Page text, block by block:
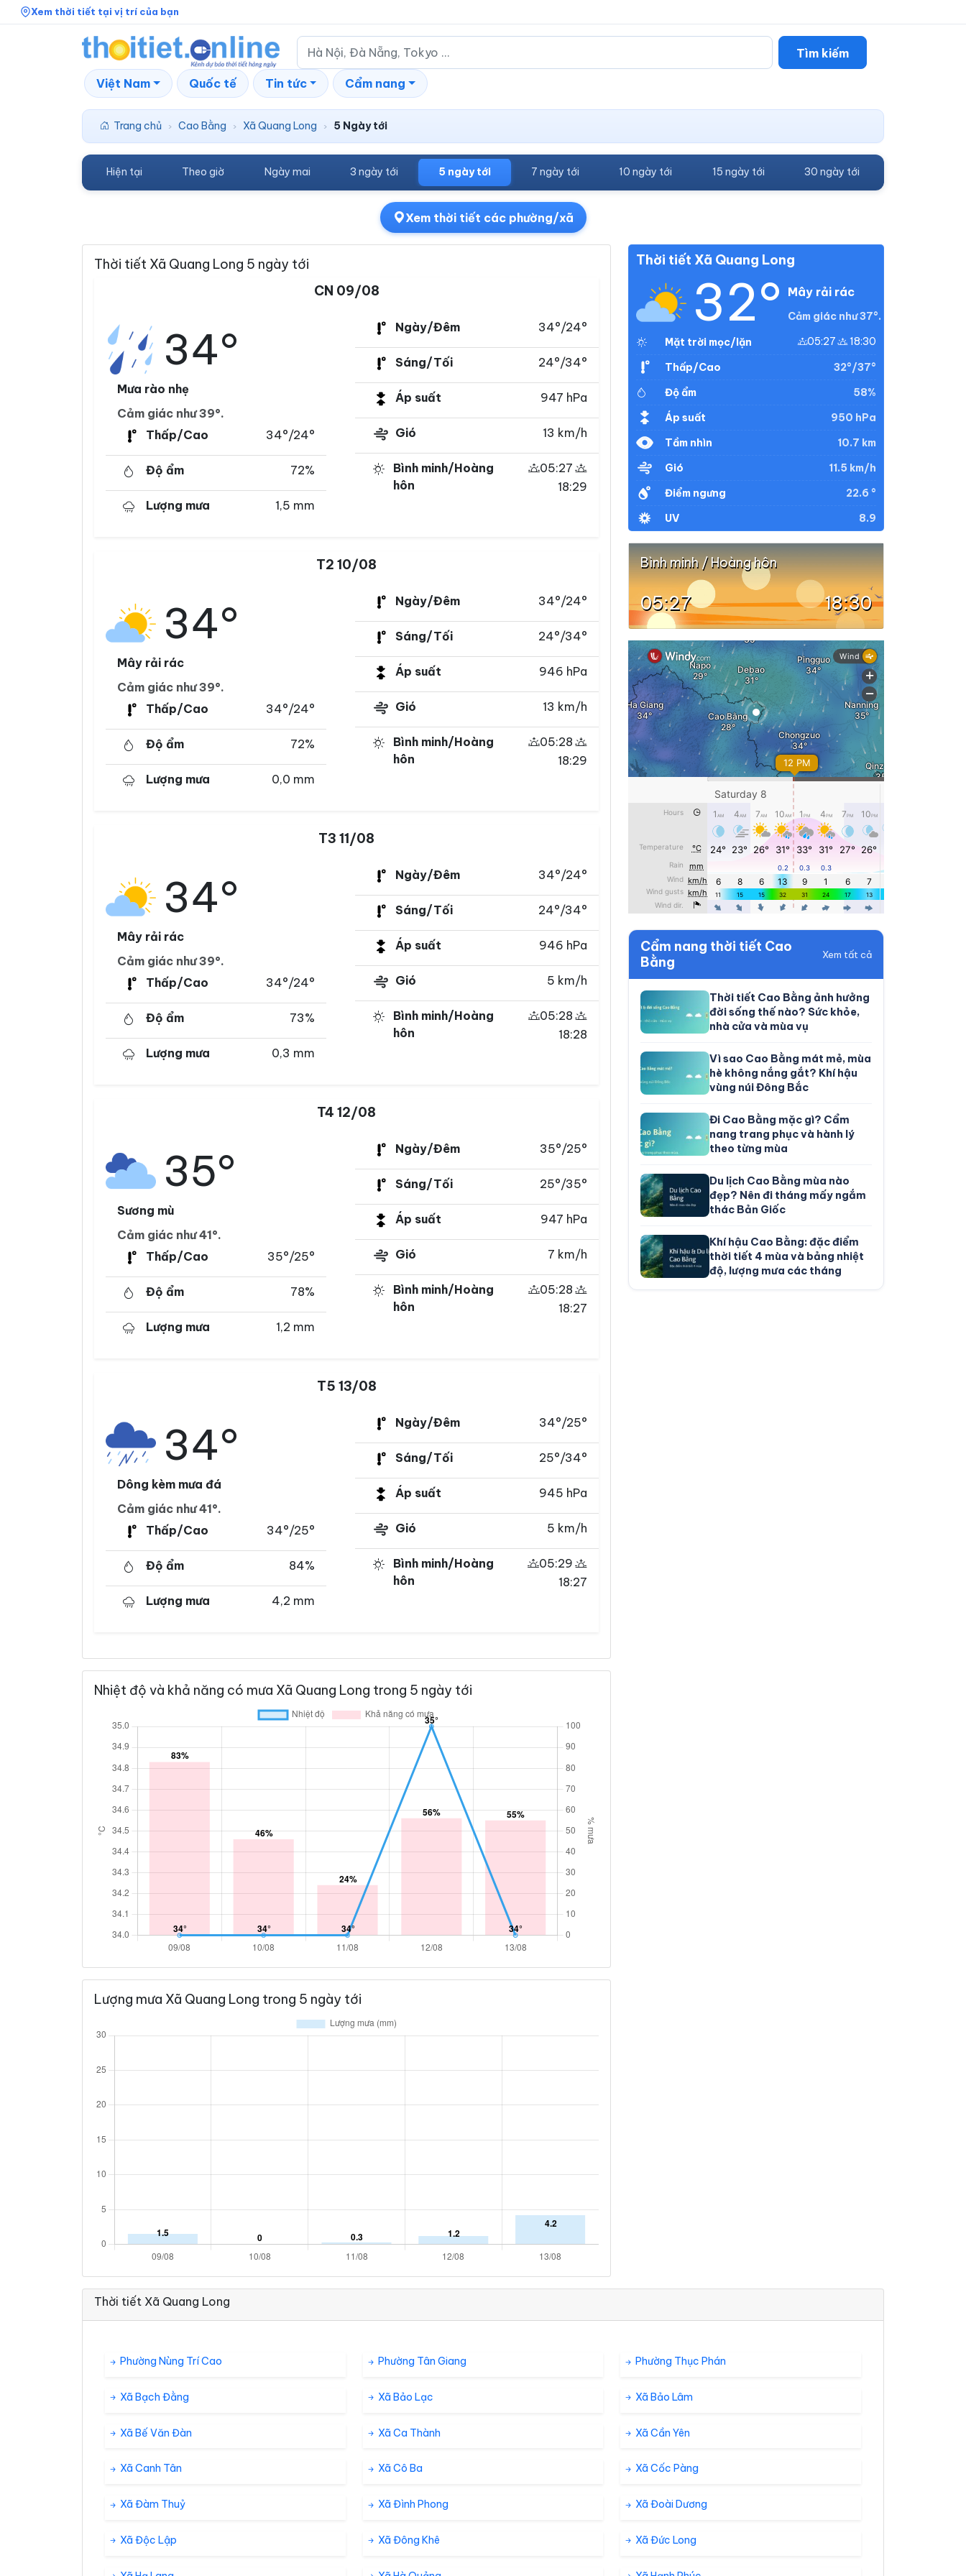
Xem thời tiết tại vị trí của bạn
Tìm kiếm
Việt Nam Quốc tế Tin tức Cẩm nang
Trang chủ › Cao Bằng › Xã Quang Long › 5 Ngày tới
Hiện tại Theo giờ Ngày mai 3 ngày tới 5 ngày tới 7 ngày tới 10 ngày tới 15 ngày tới 30 ngày tới
Xem thời tiết các phường/xã
Thời tiết Xã Quang Long 5 ngày tới
CN 09/08
34°
Mưa rào nhẹ
Cảm giác như 39°.
Thấp/Cao
34°/24°
Độ ẩm 72%
Lượng mưa 1,5 mm
Ngày/Đêm 34°/24°
Sáng/Tối 24°/34°
Áp suất 947 hPa
Gió 13 km/h
Bình minh/Hoàng
hôn
05:27
18:29
T2 10/08
34°
Mây rải rác
Cảm giác như 39°.
Thấp/Cao
34°/24°
Độ ẩm 72%
Lượng mưa 0,0 mm
Ngày/Đêm 34°/24°
Sáng/Tối 24°/34°
Áp suất 946 hPa
Gió 13 km/h
Bình minh/Hoàng
hôn
05:28
18:29
T3 11/08
34°
Mây rải rác
Cảm giác như 39°.
Thấp/Cao
34°/24°
Độ ẩm 73%
Lượng mưa 0,3 mm
Ngày/Đêm 34°/24°
Sáng/Tối 24°/34°
Áp suất 946 hPa
Gió 5 km/h
Bình minh/Hoàng
hôn
05:28
18:28
T4 12/08
35°
Sương mù
Cảm giác như 41°.
Thấp/Cao
35°/25°
Độ ẩm 78%
Lượng mưa 1,2 mm
Ngày/Đêm 35°/25°
Sáng/Tối 25°/35°
Áp suất 947 hPa
Gió 7 km/h
Bình minh/Hoàng
hôn
05:28
18:27
T5 13/08
34°
Dông kèm mưa đá
Cảm giác như 41°.
Thấp/Cao
34°/25°
Độ ẩm 84%
Lượng mưa 4,2 mm
Ngày/Đêm 34°/25°
Sáng/Tối 25°/34°
Áp suất 945 hPa
Gió 5 km/h
Bình minh/Hoàng
hôn
05:29
18:27
Nhiệt độ và khả năng có mưa Xã Quang Long trong 5 ngày tới
Lượng mưa Xã Quang Long trong 5 ngày tới
Thời tiết Xã Quang Long
32° Mây rải rác
Cảm giác như 37°.
Mặt trời mọc/lặn
05:27 18:30
Thấp/Cao
32°/37°
Độ ẩm
58%
Áp suất
950 hPa
Tầm nhìn
10.7 km
Gió
11.5 km/h
Điểm ngưng
22.6 °
UV
8.9
Bình minh / Hoàng hôn
05:27 18:30
Cẩm nang thời tiết Cao
Bằng
Xem tất cả
Thời tiết Cao Bằng ảnh hưởng
đời sống thế nào? Sức khỏe,
nhà cửa và mùa vụ
Vì sao Cao Bằng mát mẻ, mùa
hè không nắng gắt? Khí hậu
vùng núi Đông Bắc
Đi Cao Bằng mặc gì? Cẩm
nang trang phục và hành lý
theo từng mùa
Du lịch Cao Bằng mùa nào
đẹp? Nên đi tháng mấy ngắm
thác Bản Giốc
Khí hậu Cao Bằng: đặc điểm
thời tiết 4 mùa và bảng nhiệt
độ, lượng mưa các tháng
Thời tiết Xã Quang Long
Phường Nùng Trí Cao Phường Tân Giang Phường Thục Phán
Xã Bạch Đằng Xã Bảo Lạc Xã Bảo Lâm
Xã Bế Văn Đàn Xã Ca Thành Xã Cần Yên
Xã Canh Tân Xã Cô Ba Xã Cốc Pàng
Xã Đàm Thuỷ Xã Đình Phong Xã Đoài Dương
Xã Độc Lập Xã Đông Khê Xã Đức Long